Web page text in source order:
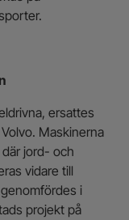
ersattes
Maskinerna
jord- och
vidare till
i
projekt på